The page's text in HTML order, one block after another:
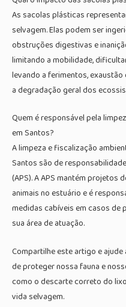
As sacolas plásticas
selvagem. Elas podem ser
obstruções digestivas e
limitando a mobilidade,
levando a ferimentos,
a degradação geral dos
Quem é responsável pela
em Santos?
A limpeza e fiscalização
Santos são de
(APS). A APS mantém
animais no estuário e é
medidas cabíveis em casos de
sua área de atuação.
Compartilhe este artigo e
de proteger nossa fauna e
como o descarte correto do
vida selvagem.